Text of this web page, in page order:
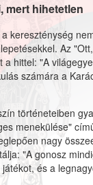
mert hihetetlen
kereszténység
Az
a hittel: "A
számára a
történeteiben
menekülése"
nagy
"A gonosz
és a